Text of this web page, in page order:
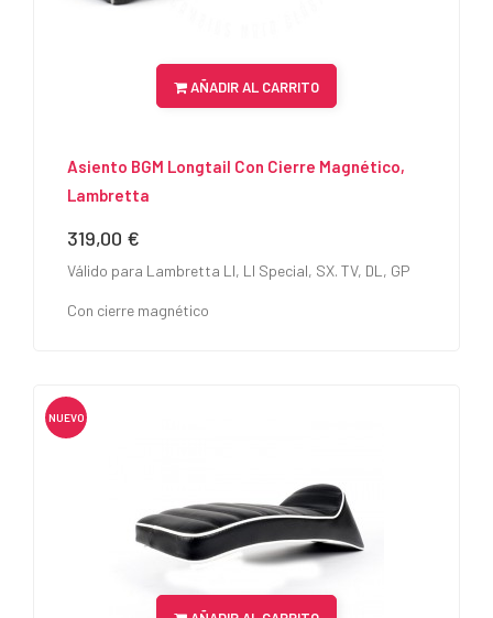
AÑADIR AL CARRITO
Asiento BGM Longtail Con Cierre Magnético,
Lambretta
Precio
319,00 €
Válido para Lambretta LI, LI Special, SX. TV, DL, GP
Con cierre magnético
NUEVO